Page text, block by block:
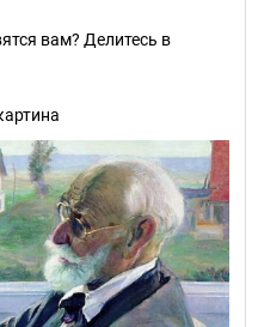
вам? Делитесь в